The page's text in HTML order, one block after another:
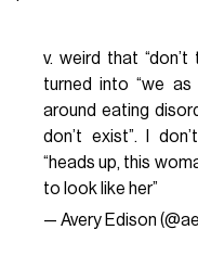
v. weird that “don’t
turned into “we
around eating
don’t exist”. I
“heads up, this
to look like her”
— Avery Edison